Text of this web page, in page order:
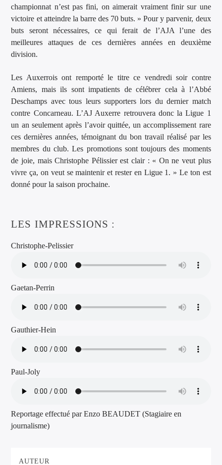
championnat n’est pas fini, on aimerait vraiment finir sur une
victoire et atteindre la barre des 70 buts. » Pour y parvenir, deux
buts seront nécessaires, ce qui ferait de l’AJA l’une des
meilleures attaques de ces dernières années en deuxième
division.
Les Auxerrois ont remporté le titre ce vendredi soir contre
Amiens, mais ils sont impatients de célébrer cela à l’Abbé
Deschamps avec tous leurs supporters lors du dernier match
contre Concarneau. L’AJ Auxerre retrouvera donc la Ligue 1
un an seulement après l’avoir quittée, un accomplissement rare
ces dernières années, témoignant du bon travail réalisé par les
membres du club. Les promotions sont toujours des moments
de joie, mais Christophe Pélissier est clair : « On ne veut plus
vivre ça, on veut se maintenir et rester en Ligue 1. » Le ton est
donné pour la saison prochaine.
LES IMPRESSIONS :
Christophe-Pelissier
Gaetan-Perrin
Gauthier-Hein
Paul-Joly
Reportage effectué par Enzo BEAUDET (Stagiaire en
journalisme)
AUTEUR